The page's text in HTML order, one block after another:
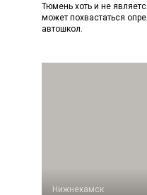
Тюмень хоть и не
может похвастаться
автошкол.
Нижнекамск